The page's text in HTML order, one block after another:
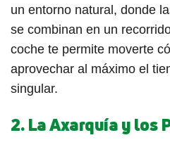
un entorno natural, donde
se combinan en un
coche te permite moverte
aprovechar al máximo el
singular.
2.La Axarquía y los